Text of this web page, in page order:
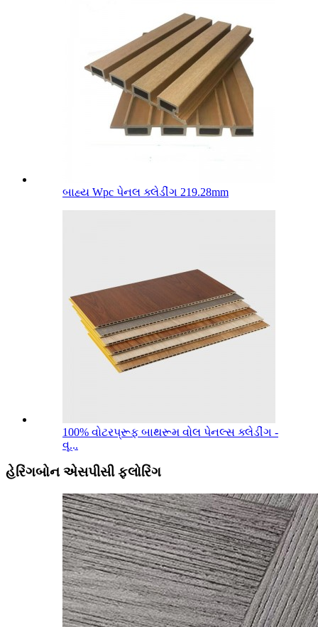
બાહ્ય Wpc પેનલ ક્લેડીંગ 219.28mm
100% વોટરપ્રૂફ બાથરૂમ વોલ પેનલ્સ ક્લેડીંગ -
વૂ...
હેરિંગબોન એસપીસી ફ્લોરિંગ